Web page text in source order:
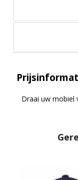
Draai uw mobiel